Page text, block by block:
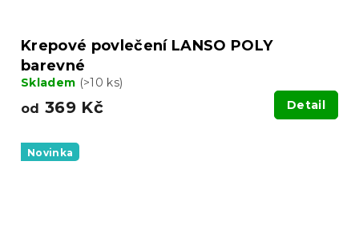
Krepové povlečení LANSO POLY
barevné
Skladem (>10 ks)
od 369 Kč Detail
Novinka